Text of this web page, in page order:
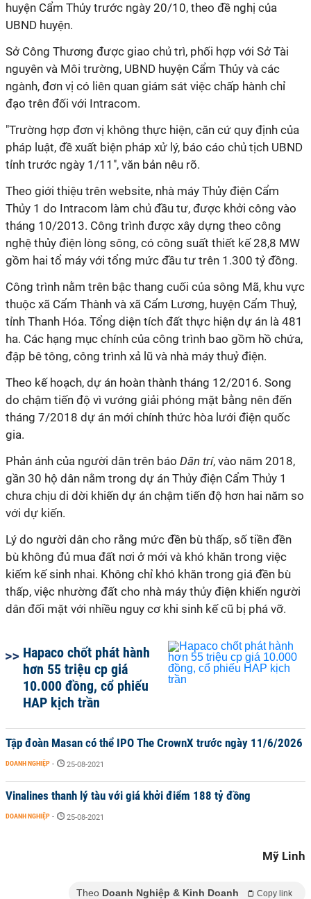
huyện Cẩm Thủy trước ngày 20/10, theo đề nghị của
UBND huyện.
Sở Công Thương được giao chủ trì, phối hợp với Sở Tài
nguyên và Môi trường, UBND huyện Cẩm Thủy và các
ngành, đơn vị có liên quan giám sát việc chấp hành chỉ
đạo trên đối với Intracom.
"Trường hợp đơn vị không thực hiện, căn cứ quy định của
pháp luật, đề xuất biện pháp xử lý, báo cáo chủ tịch UBND
tỉnh trước ngày 1/11", văn bản nêu rõ.
Theo giới thiệu trên website, nhà máy Thủy điện Cẩm
Thủy 1 do Intracom làm chủ đầu tư, được khởi công vào
tháng 10/2013. Công trình được xây dựng theo công
nghệ thủy điện lòng sông, có công suất thiết kế 28,8 MW
gồm hai tổ máy với tổng mức đầu tư trên 1.300 tỷ đồng.
Công trình nằm trên bậc thang cuối của sông Mã, khu vực
thuộc xã Cẩm Thành và xã Cẩm Lương, huyện Cẩm Thuỷ,
tỉnh Thanh Hóa. Tổng diện tích đất thực hiện dự án là 481
ha. Các hạng mục chính của công trình bao gồm hồ chứa,
đập bê tông, công trình xả lũ và nhà máy thuỷ điện.
Theo kế hoạch, dự án hoàn thành tháng 12/2016. Song
do chậm tiến độ vì vướng giải phóng mặt bằng nên đến
tháng 7/2018 dự án mới chính thức hòa lưới điện quốc
gia.
Phản ánh của người dân trên báo Dân trí, vào năm 2018,
gần 30 hộ dân nằm trong dự án Thủy điện Cẩm Thủy 1
chưa chịu di dời khiến dự án chậm tiến độ hơn hai năm so
với dự kiến.
Lý do người dân cho rằng mức đền bù thấp, số tiền đền
bù không đủ mua đất nơi ở mới và khó khăn trong việc
kiếm kế sinh nhai. Không chỉ khó khăn trong giá đền bù
thấp, việc nhường đất cho nhà máy thủy điện khiến người
dân đối mặt với nhiều nguy cơ khi sinh kế cũ bị phá vỡ.
Hapaco chốt phát hành
hơn 55 triệu cp giá
10.000 đồng, cổ phiếu
HAP kịch trần
Tập đoàn Masan có thể IPO The CrownX trước ngày 11/6/2026
DOANH NGHIỆP - 25-08-2021
Vinalines thanh lý tàu với giá khởi điểm 188 tỷ đồng
DOANH NGHIỆP - 25-08-2021
Mỹ Linh
Theo Doanh Nghiệp & Kinh Doanh Copy link